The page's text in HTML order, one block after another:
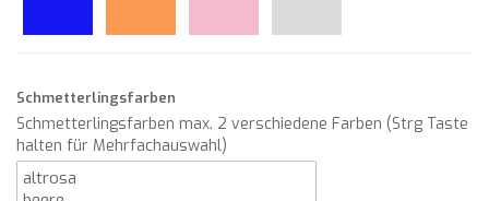
Schmetterlingsfarben
Schmetterlingsfarben max. 2 verschiedene Farben (Strg Taste
halten für Mehrfachauswahl)